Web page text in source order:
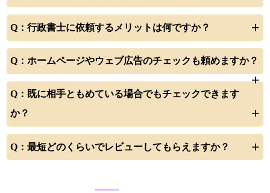
行政書士に依頼するメリットは何ですか？
ホームページやウェブ広告のチェックも頼めますか？
既に相手ともめている場合でもチェックできます
か？
最短どのくらいでレビューしてもらえますか？